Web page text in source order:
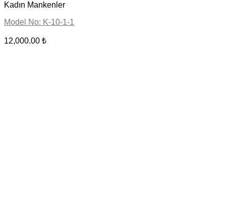
Kadın Mankenler
Model No: K-10-1-1
12,000.00 ₺